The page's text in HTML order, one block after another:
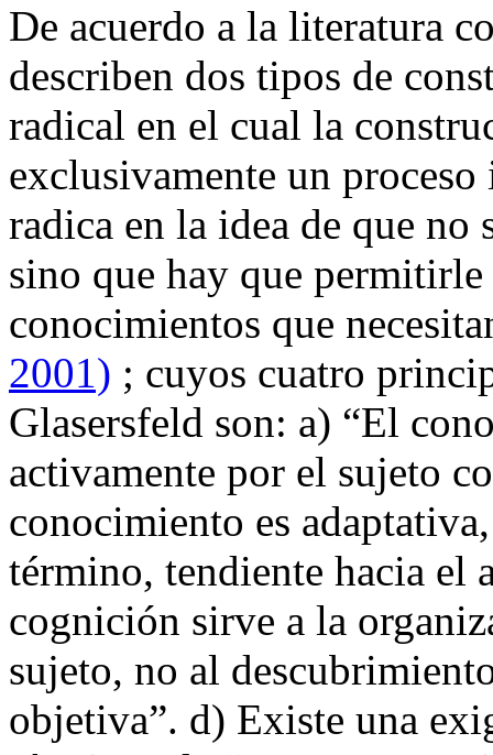
De acuerdo a la literatura
describen dos tipos de
radical en el cual la
exclusivamente un
radica en la idea de que no
sino que hay que
conocimientos que
2001) ; cuyos cuatro
Glasersfeld son: a) “El
activamente por el sujeto
conocimiento es
término, tendiente hacia el
cognición sirve a la
sujeto, no al
objetiva”. d) Existe una